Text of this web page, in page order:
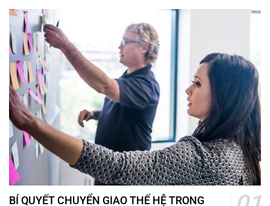
BÍ QUYẾT CHUYỂN GIAO THẾ HỆ TRONG